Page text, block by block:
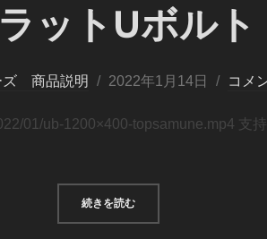
ットUボルト
ズ 商品説明 2022年1月14日 コメ
01/ub-1200×400-topsamune.mp4 支
続きを読む